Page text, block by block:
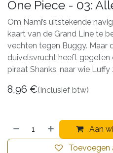
One Piece - 03:
Om Nami’s uitstekende
kaart van de Grand Line te
vechten tegen Buggy. Maar
duivelsvrucht heeft gegeten
piraat Shanks, naar wie Luffy
8,96 €(Inclusief btw)
Aan
Toevoegen